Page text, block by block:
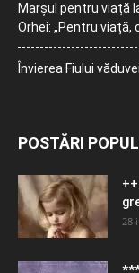
Marșul pentru viață
Orhei: „Pentru viață,
Învierea Fiului
POSTĂRI
28